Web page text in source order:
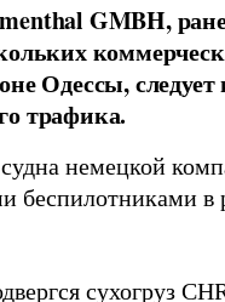
GMBH,
Одессы,
трафика.
немецкой
беспилотниками в
сухогруз